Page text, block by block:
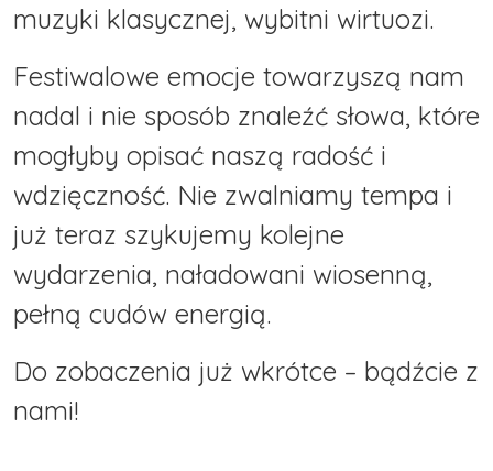
muzyki klasycznej, wybitni wirtuozi.
Festiwalowe emocje towarzyszą nam
nadal i nie sposób znaleźć słowa, które
mogłyby opisać naszą radość i
wdzięczność. Nie zwalniamy tempa i
już teraz szykujemy kolejne
wydarzenia, naładowani wiosenną,
pełną cudów energią.
Do zobaczenia już wkrótce – bądźcie z
nami!